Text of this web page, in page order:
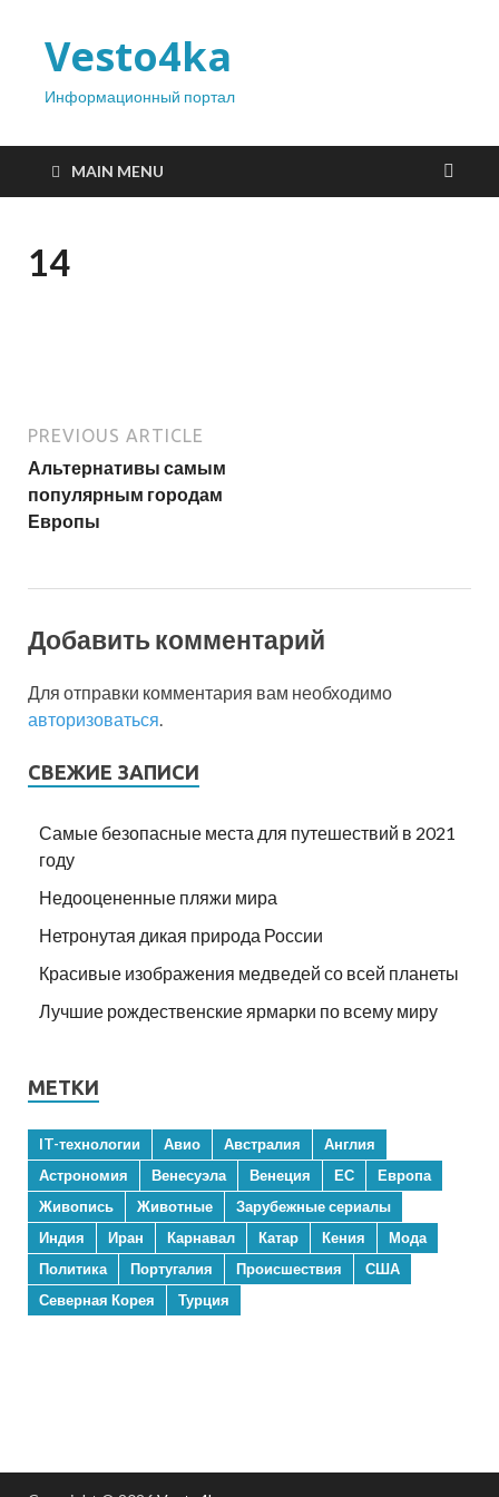
Vesto4ka
Информационный портал
MAIN MENU
14
PREVIOUS ARTICLE
Альтернативы самым
популярным городам
Европы
Добавить комментарий
Для отправки комментария вам необходимо
авторизоваться
СВЕЖИЕ ЗАПИСИ
Самые безопасные места для путешествий в 2021
году
Недооцененные пляжи мира
Нетронутая дикая природа России
Красивые изображения медведей со всей планеты
Лучшие рождественские ярмарки по всему миру
МЕТКИ
IT-технологии Авио Австралия
Англия
Астрономия
Венесуэла Венеция ЕС
Европа
Живопись
Животные
Зарубежные сериалы
Индия
Иран Карнавал Катар Кения
Мода
Политика
Португалия Происшествия
США
Северная Корея
Турция